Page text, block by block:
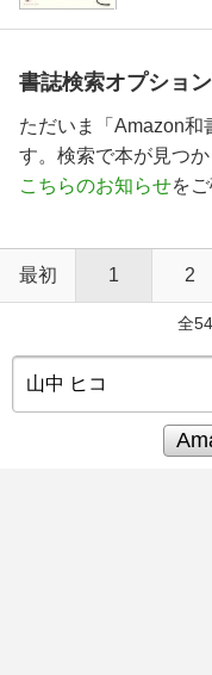
書誌検索オプショ
ただいま「Amazon和
す。検索で本が見つ
こちらのお知らせを
最初 1 2
全